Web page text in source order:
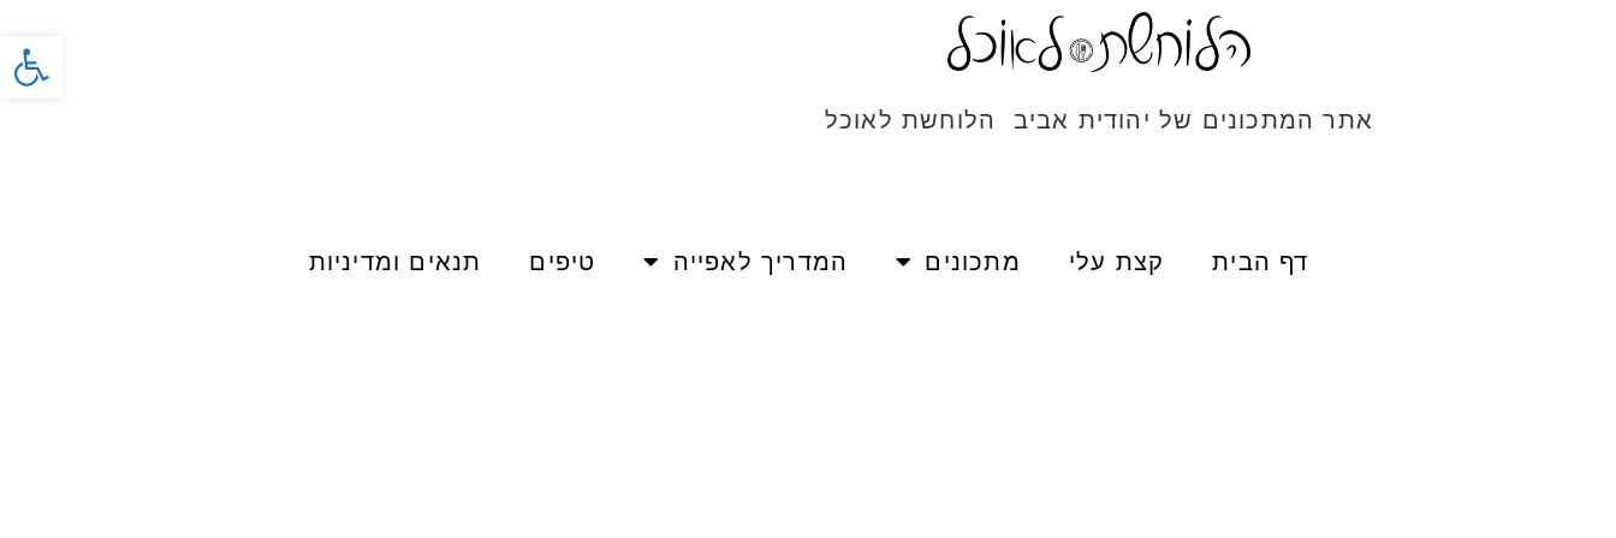
פתח
אתר המתכונים של יהודית אביב הלוחשת לאוכל
דף הבית קצת עלי מתכונים המדריך לאפייה טיפים תנאים ומדיניות